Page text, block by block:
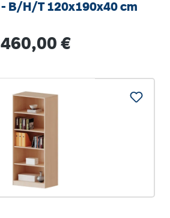
Regal, 5 OH - B/H/T 120x190x40 cm
Regulärer Preis:
460,00 €